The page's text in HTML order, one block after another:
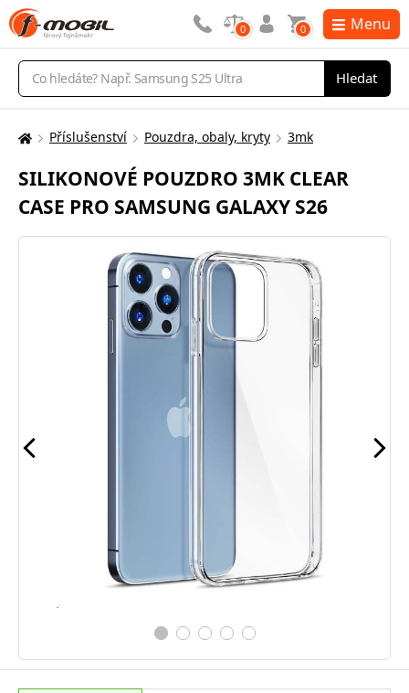
Vyhledávání
Hledat
0 0 Menu
Zde
nacházíte:
Příslušenství Pouzdra, obaly, kryty 3mk
SILIKONOVÉ POUZDRO 3MK CLEAR
CASE PRO SAMSUNG GALAXY S26